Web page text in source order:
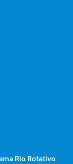
Rio Rotativo